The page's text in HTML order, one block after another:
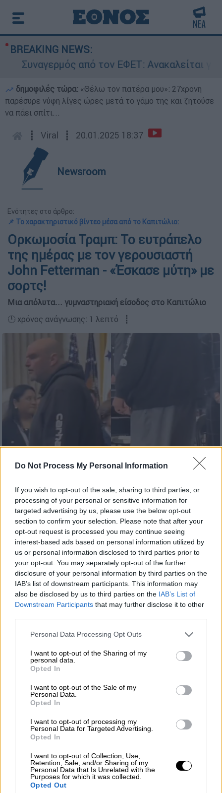
Do Not Process My Personal Information
If you wish to opt-out of the sale, sharing to third parties, or
processing of your personal or sensitive information for
targeted advertising by us, please use the below opt-out
section to confirm your selection. Please note that after your
opt-out request is processed you may continue seeing
interest-based ads based on personal information utilized by
us or personal information disclosed to third parties prior to
your opt-out. You may separately opt-out of the further
disclosure of your personal information by third parties on the
IAB’s list of downstream participants. This information may
also be disclosed by us to third parties on the IAB’s List of
Downstream Participants that may further disclose it to other
Please note that this website/app uses one or more Google
not limited to your visit or usage behaviour. You may click to
grant or deny consent to Google and its third-party tags to
use your data for below specified purposes in below Google
consent section.
Personal Data Processing Opt Outs
I want to opt-out of the Sharing of my
personal data.
Opted In
I want to opt-out of the Sale of my
Personal Data.
Opted In
I want to opt-out of processing my
Personal Data for Targeted Advertising.
Opted In
I want to opt-out of Collection, Use,
Retention, Sale, and/or Sharing of my
Personal Data that Is Unrelated with the
Purposes for which it was collected.
Opted Out
BREAKING NEWS:
Συναγερμός από τον ΕΦΕΤ: Ανακαλείται
δημοφιλές τώρα: «Θέλω τον πατέρα μου»: 27χρονη
παρέσυρε νύφη λίγες ώρες μετά το γάμο της και ζητούσε
να πάει σπίτι...
┋ Viral ┋ 20.01.2025 18:37
Newsroom
Ενότητες στο άρθρο:
📌 Το χαρακτηριστικό βίντεο μέσα από το Καπιτώλιο:
Ορκωμοσία Τραμπ: Το ευτράπελο
της ημέρας με τον γερουσιαστή
John Fetterman - «Έσκασε μύτη» με
σορτς!
Μια απόλυτα... γυμναστηριακή είσοδος στο Καπιτώλιο
🕛 χρόνος ανάγνωσης: 1 λεπτό ┋
(screenshot/X)
Προσθέστε το ΕΘΝΟΣ στη Google
Από το… γυμναστήριο στοΚαπιτώλιο! Ο
«θεούλης»γερουσιαστής John Fetterman
από τηνΠενσυλβάνιαήθελε να είναι παρών
στην ορκωμοσία τουΝτόναλντ Τραμπ,
ωστόσο φαίνεται πως δεν καταλαβαίνει από
πρωτόκολλα και επισημότητες.
ΔΙΑΒΑΣΤΕ ΕΠΙΣΗΣ
Στο Καπιτώλιο ο Τραμπ για την
ορκωμοσία του, μετά τη συνάντηση
με τον Μπάιντεν – Λεπτό προς λεπτό
όλες οι εξελίξεις
Κόσμος|20.01.2025 18:00
Ορκωμοσία Τραμπ: «Καρφί» από την
κόρη της Πελόζι στην Τζιλ Μπάιντεν
- «Λίγοι έχουν να πουν κάτι καλό για
τον Τζο»